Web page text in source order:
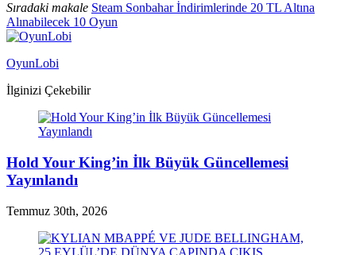
Sıradaki makale Steam Sonbahar İndirimlerinde 20 TL Altına
Alınabilecek 10 Oyun
OyunLobi
İlginizi Çekebilir
Hold Your King’in İlk Büyük Güncellemesi
Yayınlandı
Temmuz 30th, 2026